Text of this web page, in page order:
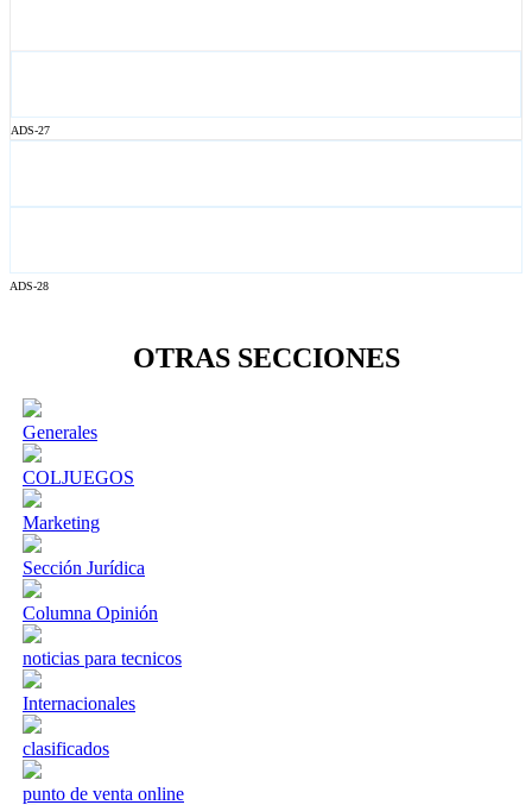
ADS-27
ADS-28
OTRAS SECCIONES
Generales
COLJUEGOS
Marketing
Sección Jurídica
Columna Opinión
noticias para tecnicos
Internacionales
clasificados
punto de venta online